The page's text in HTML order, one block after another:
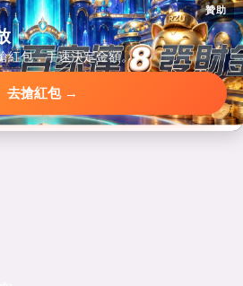
贊助
紅包，手速決定金額。
去搶紅包 →